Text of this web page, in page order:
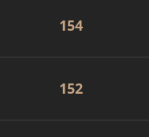
154
152